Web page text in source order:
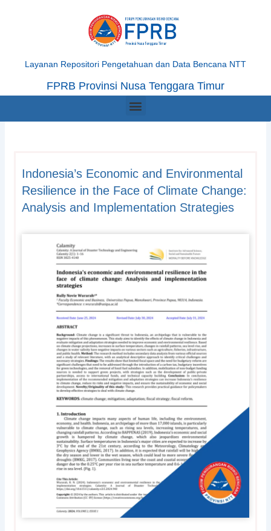
Layanan Repositori Pengetahuan dan Data Bencana NTT
FPRB Provinsi Nusa Tenggara Timur
Menu
Indonesia’s Economic and Environmental
Resilience in the Face of Climate Change:
Analysis and Implementation Strategies